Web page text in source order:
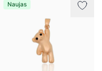
Naujas